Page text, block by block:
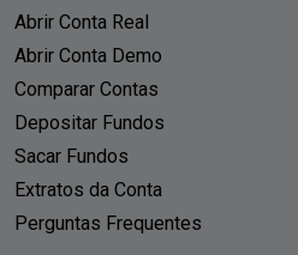
Abrir Conta Real
Abrir Conta Demo
Comparar Contas
Depositar Fundos
Sacar Fundos
Extratos da Conta
Perguntas Frequentes